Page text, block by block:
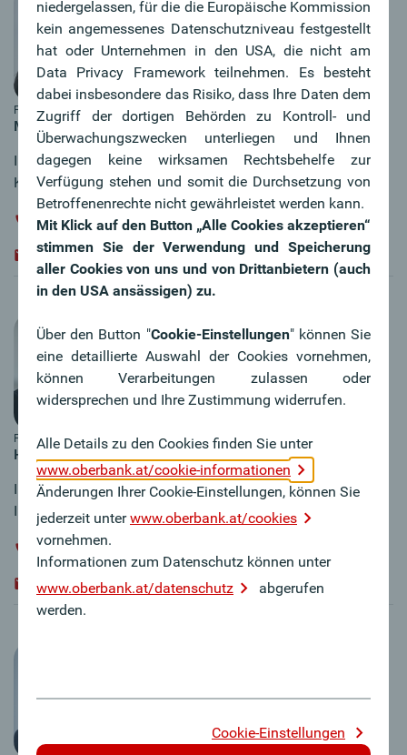
Foto: Gregor Hartl
Mag.aClaudia Kiener
Immobilienfachberaterin Wels, Wels Land,
Kirchdorf
+43 / 7242 / 481 - 39271
claudia.kiener@oberbank.at
Foto: Gregor Hartl
Hannes Froschauer
Immobilienfachberater Linz Nord und
Innviertel
+43 / 664 / 805565 337
hannes.froschauer@oberbank.at
niedergelassen, für die die Europäische Kommission
kein angemessenes Datenschutzniveau festgestellt
hat oder Unternehmen in den USA, die nicht am
Data Privacy Framework teilnehmen. Es besteht
dabei insbesondere das Risiko, dass Ihre Daten dem
Zugriff der dortigen Behörden zu Kontroll- und
Überwachungszwecken unterliegen und Ihnen
dagegen keine wirksamen Rechtsbehelfe zur
Verfügung stehen und somit die Durchsetzung von
Betroffenenrechte nicht gewährleistet werden kann.
Mit Klick auf den Button „Alle Cookies akzeptieren“
stimmen Sie der Verwendung und Speicherung
aller Cookies von uns und von Drittanbietern (auch
in den USA ansässigen) zu.
Über den Button "Cookie-Einstellungen" können Sie
eine detaillierte Auswahl der Cookies vornehmen,
können Verarbeitungen zulassen oder
widersprechen und Ihre Zustimmung widerrufen.
Alle Details zu den Cookies finden Sie unter
www.oberbank.at/cookie-informationen
Änderungen Ihrer Cookie-Einstellungen, können Sie
jederzeit unterwww.oberbank.at/cookies
vornehmen.
Informationen zum Datenschutz können unter
www.oberbank.at/datenschutz
abgerufen
werden.
Cookie-Einstellungen